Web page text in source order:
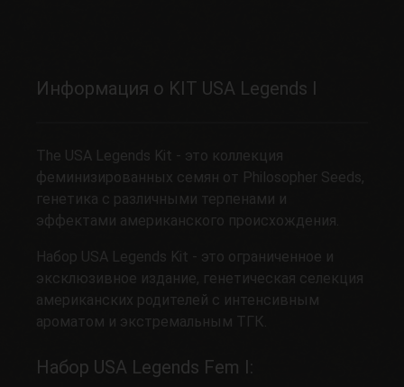
Информация о KIT USA Legends I
The USA Legends Kit - это коллекция
феминизированных семян от Philosopher Seeds,
генетика с различными терпенами и
эффектами американского происхождения.
Набор USA Legends Kit - это ограниченное и
эксклюзивное издание, генетическая селекция
американских родителей с интенсивным
ароматом и экстремальным ТГК.
Набор USA Legends Fem I: